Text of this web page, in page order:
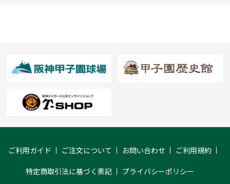
ご利用ガイド ご注文について お問い合わせ ご利用規約
特定商取引法に基づく表記 プライバシーポリシー